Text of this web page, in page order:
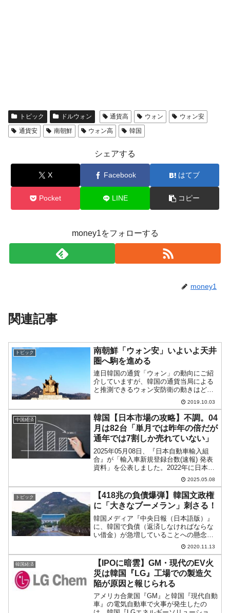
トピック ドルウォン 通貨高 ウォン
ウォン安
通貨安
南朝鮮 ウォン高 韓国
シェアする
X Facebook はてブ
Pocket LINE コピー
money1をフォローする
money1
関連記事
トピック
南朝鮮「ウォン安」いよいよ天井
圏へ駒を進める
連日韓国の通貨「ウォン」の動向にご紹
介していますが、韓国の通貨当局による
と推測できるウォン安防衛の動きはどう
も09月30日でいったん落ち着いたようで
『Investing.com』より引用：以下同)。と
いうのは、上掲...
2019.10.03
中国経済
韓国【日本市場の攻略】不調。04
月は82台「単月では昨年の倍だが
通年では7割しか売れていない」
2025年05月08日、『日本自動車輸入組
合』が「輸入車新規登録台数(速報) 発表
資料」を公表しました。2022年に日本に
再上陸した韓国『現代自動車』がどのよ
うな成績を収めているのか現状を見てみ
ましょう。『現代自動車』は日本に生産
拠点を持っ...
2025.05.08
トピック
【418兆の負債爆弾】韓国文政権
に「大きなブーメラン」刺さる！
韓国メディア『中央日報（日本語版）』
に、韓国で負債（返済しなければならな
い借金）が急増していることへの懸念を
示す興味深い記事が出ました。文在寅大
統領は、朴槿恵（パク・クネ）政権を
「負債を増やして経済を支える政策を行
っている」と批判していたの...
2020.11.13
韓国経済
【IPOに暗雲】GM・現代のEV火
災は韓国『LG』工場での製造欠
陥が原因と報じられる
アメリカ合衆国『GM』と韓国『現代自動
車』の電気自動車で火事が発生したの